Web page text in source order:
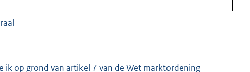
ik op grond van artikel 7 van de Wet marktordening